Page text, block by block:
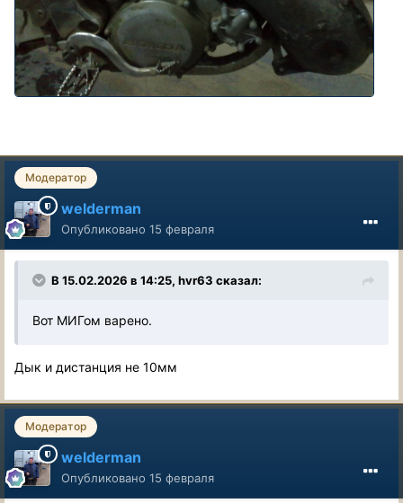
Модератор
welderman
Опубликовано 15 февраля
В 15.02.2026 в 14:25, hvr63 сказал:
Вот МИГом варено.
Дык и дистанция не 10мм
Модератор
welderman
Опубликовано 15 февраля